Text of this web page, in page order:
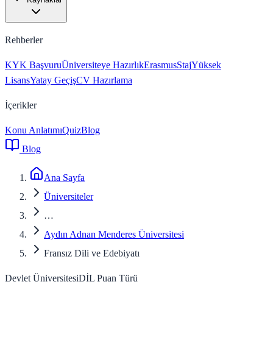
Rehberler
KYK BaşvuruÜniversiteye HazırlıkErasmusStajYüksek
LisansYatay GeçişCV Hazırlama
İçerikler
Konu AnlatımıQuizBlog
Blog
Ana Sayfa
Üniversiteler
…
Aydın Adnan Menderes Üniversitesi
Fransız Dili ve Edebiyatı
Devlet ÜniversitesiDİL Puan Türü